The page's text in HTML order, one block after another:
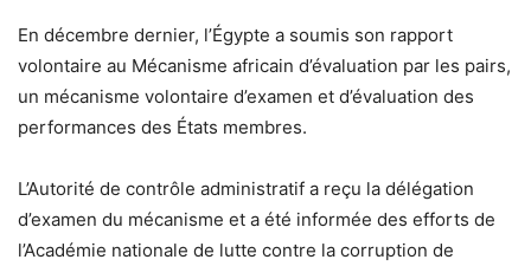
En décembre dernier, l’Égypte a soumis son rapport
volontaire au Mécanisme africain d’évaluation par les pairs,
un mécanisme volontaire d’examen et d’évaluation des
performances des États membres.
L’Autorité de contrôle administratif a reçu la délégation
d’examen du mécanisme et a été informée des efforts de
l’Académie nationale de lutte contre la corruption de